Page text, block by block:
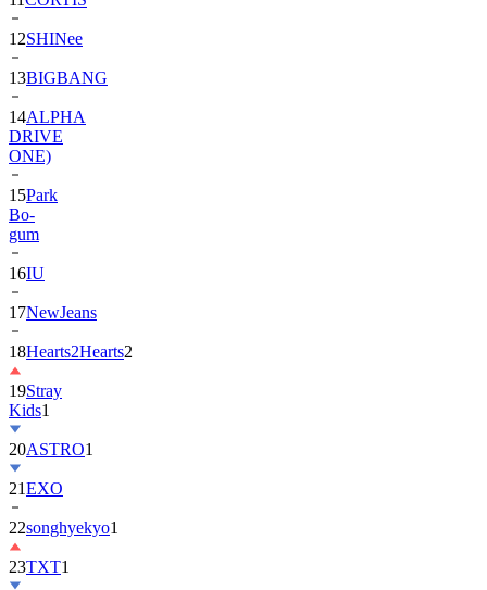
12SHINee
13BIGBANG
14ALPHA
DRIVE
ONE)
15Park
Bo-
gum
16IU
17NewJeans
18Hearts2Hearts2
19Stray
Kids1
20ASTRO1
21EXO
22songhyekyo1
23TXT1